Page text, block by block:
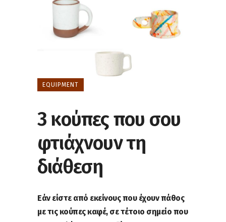
EQUIPMENT
3 κούπες που σου
φτιάχνουν τη
διάθεση
Εάν είστε από εκείνους που έχουν πάθος
με τις κούπες καφέ, σε τέτοιο σημείο που